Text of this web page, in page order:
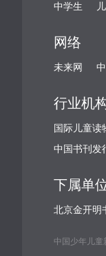
中学生
网络
未来网
行业机
国际儿童读
中国书刊发
下属单
北京金开明
中国少年儿